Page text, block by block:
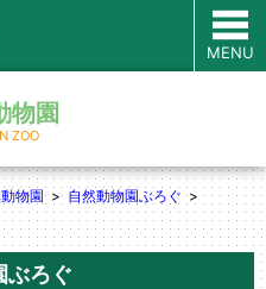
MENU
物園
ZOO
物園
自然動物園ぶろぐ
ぶろぐ